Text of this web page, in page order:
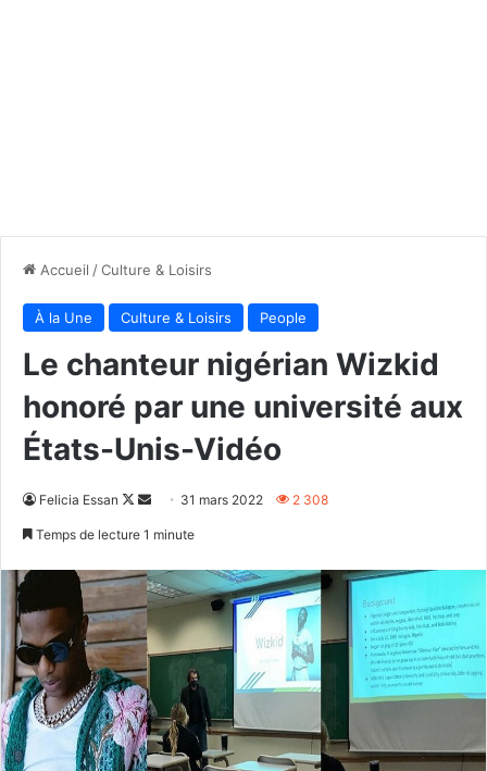
Accueil /Culture & Loisirs
À la Une Culture & Loisirs People
Le chanteur nigérian Wizkid
honoré par une université aux
États-Unis-Vidéo
Felicia Essan
Follow
Envoyer31 mars 2022 2 308
Temps de lecture 1 minute